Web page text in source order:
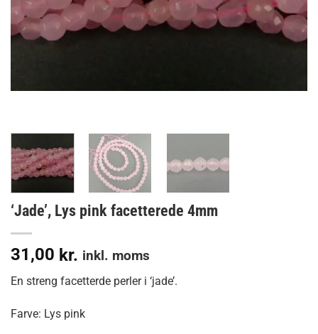
‘Jade’, Lys pink facetterede 4mm
31,00 kr. inkl. moms
En streng facetterde perler i ‘jade’.
Farve: Lys pink